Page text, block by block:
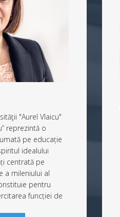
"Aurel Vlaicu"
reprezintă o
pe educație
idealului
centrată pe
a mileniului al
pentru
funcției de